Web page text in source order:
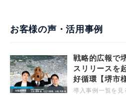
お客様の声・活用事例
戦略的広報で
スリリースを
好循環【堺市様
導入事例一覧を見